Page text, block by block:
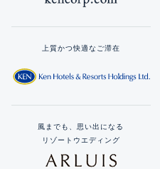
上質かつ快適なご滞在
風までも、思い出になる
リゾートウエディング